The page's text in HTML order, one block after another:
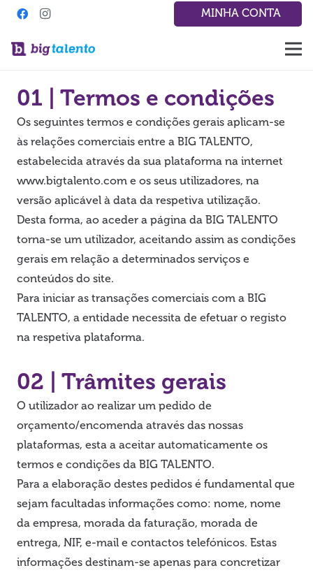
MINHA CONTA
01 | Termos e condições
Os seguintes termos e condições gerais aplicam-se
às relações comerciais entre a BIG TALENTO,
estabelecida através da sua plataforma na internet
www.bigtalento.com e os seus utilizadores, na
versão aplicável à data da respetiva utilização.
Desta forma, ao aceder a página da BIG TALENTO
torna-se um utilizador, aceitando assim as condições
gerais em relação a determinados serviços e
conteúdos do site.
Para iniciar as transações comerciais com a BIG
TALENTO, a entidade necessita de efetuar o registo
na respetiva plataforma.
02 | Trâmites gerais
O utilizador ao realizar um pedido de
orçamento/encomenda através das nossas
plataformas, esta a aceitar automaticamente os
termos e condições da BIG TALENTO.
Para a elaboração destes pedidos é fundamental que
sejam facultadas informações como: nome, nome
da empresa, morada da faturação, morada de
entrega, NIF, e-mail e contactos telefónicos. Estas
informações destinam-se apenas para concretizar